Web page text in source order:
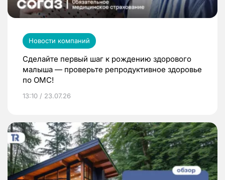
Новости компаний
Сделайте первый шаг к рождению здорового
малыша — проверьте репродуктивное здоровье
по ОМС!
13:10 / 23.07.26